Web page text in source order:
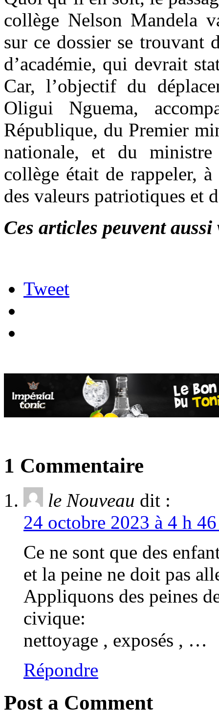
collège Nelson Mandela
sur ce dossier se trouvant
d’académie, qui devrait
Car, l’objectif du
Oligui Nguema,
République, du Premier
nationale, et du
collège était de rappeler, à
des valeurs patriotiques et
Ces articles peuvent
Tweet
1 Commentaire
le Nouveau dit :
24 octobre 2023 à 4 h
Ce ne sont que des
et la peine ne doit pas
Appliquons des peines
civique:
nettoyage , exposés , …
Répondre
Post a Comment